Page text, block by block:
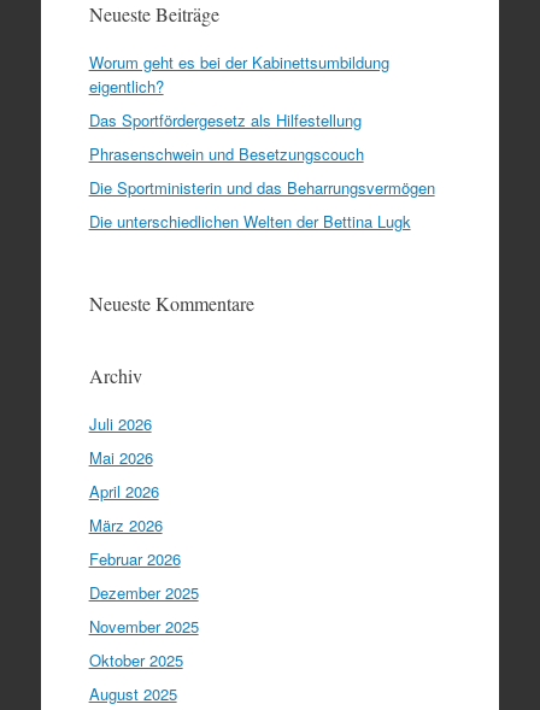
Neueste Beiträge
Worum geht es bei der Kabinettsumbildung
eigentlich?
Das Sportfördergesetz als Hilfestellung
Phrasenschwein und Besetzungscouch
Die Sportministerin und das Beharrungsvermögen
Die unterschiedlichen Welten der Bettina Lugk
Neueste Kommentare
Archiv
Juli 2026
Mai 2026
April 2026
März 2026
Februar 2026
Dezember 2025
November 2025
Oktober 2025
August 2025